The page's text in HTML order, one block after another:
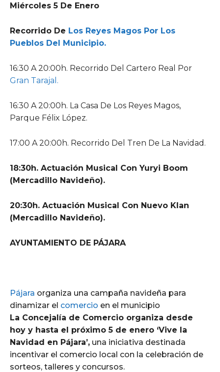
Miércoles 5 De Enero
Recorrido De Los Reyes Magos Por Los
Pueblos Del Municipio.
16:30 A 20:00h. Recorrido Del Cartero Real Por
Gran Tarajal.
16:30 A 20:00h. La Casa De Los Reyes Magos,
Parque Félix López.
17:00 A 20:00h. Recorrido Del Tren De La Navidad.
18:30h. Actuación Musical Con Yuryi Boom
(Mercadillo Navideño).
20:30h. Actuación Musical Con Nuevo Klan
(Mercadillo Navideño).
AYUNTAMIENTO DE PÁJARA
Pájara organiza una campaña navideña para
dinamizar el comercio en el municipio
La Concejalía de Comercio organiza desde
hoy y hasta el próximo 5 de enero ‘Vive la
Navidad en Pájara’, una iniciativa destinada
incentivar el comercio local con la celebración de
sorteos, talleres y concursos.